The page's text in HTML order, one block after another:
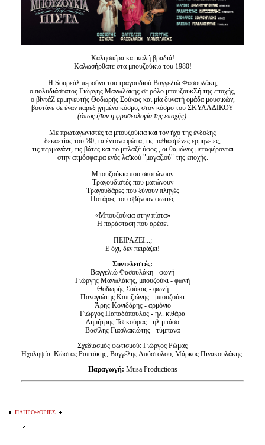
Είσοδος διαχειριστή
Καλησπέρα και καλή βραδιά!
Καλωσήρθατε στα μπουζούκια του 1980!
Η Sουρεάλ περσόνα του τραγουδιού Βαγγελιώ Φασουλάκη,
ο πολυδιάστατος Γιώργης Μανωλάκης σε ρόλο μπουζουκΣή της εποχής,
ο βίντάΖ ερμηνευτής Θοδωρής Σούκας και μία δυνατή ομάδα μουσικών,
βουτάνε σε έναν παρεξηγημένο κόσμο, στον κόσμο του ΣΚΥΛΑΔΙΚΟΥ
(όπως ήταν η φρασεολογία της εποχής).
Με πρωταγωνιστές τα μπουζούκια και τον ήχο της ένδοξης
δεκαετίας του '80, τα έντονα φώτα, τις παθιασμένες ερμηνείες,
τις περμανάντ, τις βάτες και το μπλαζέ ύφος , οι θαμώνες μεταφέρονται
στην ατμόσφαιρα ενός λαϊκού "μαγαζιού" της εποχής.
Μπουζούκια που σκοτώνουν
Τραγουδιστές που ματώνουν
Τραγουδάρες που ξύνουν πληγές
Ποτάρες που σβήνουν φωτιές
«Μπουζούκια στην πίστα»
Η παράσταση που αρέσει
ΠΕΙΡΑΖΕΙ...;
Ε όχι, δεν πειράζει!
Συντελεστές:
Βαγγελιώ Φασουλάκη - φωνή
Γιώργης Μανωλάκης, μπουζούκι - φωνή
Θοδωρής Σούκας - φωνή
Παναγιώτης Καπιζιώνης - μπουζούκι
Άρης Κονιδάρης - αρμόνιο
Γιώργος Παπαδόπουλος - ηλ. κιθάρα
Δημήτρης Τσεκούρας - ηλ.μπάσο
Βασίλης Γιασλακιώτης - τύμπανα
Σχεδιασμός φωτισμού: Γιώργος Ρώμας
Ηχοληψία: Κώστας Ραπτάκης, Βαγγέλης Απόστολου, Μάρκος Πινακουλάκης
Παραγωγή: Musa Productions
ΠΛΗΡΟΦΟΡΙΕΣ